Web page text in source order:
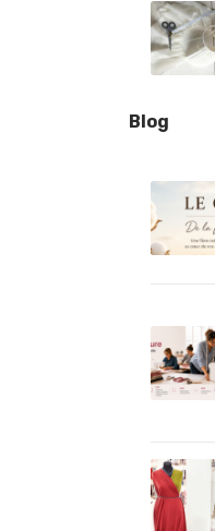
Blog